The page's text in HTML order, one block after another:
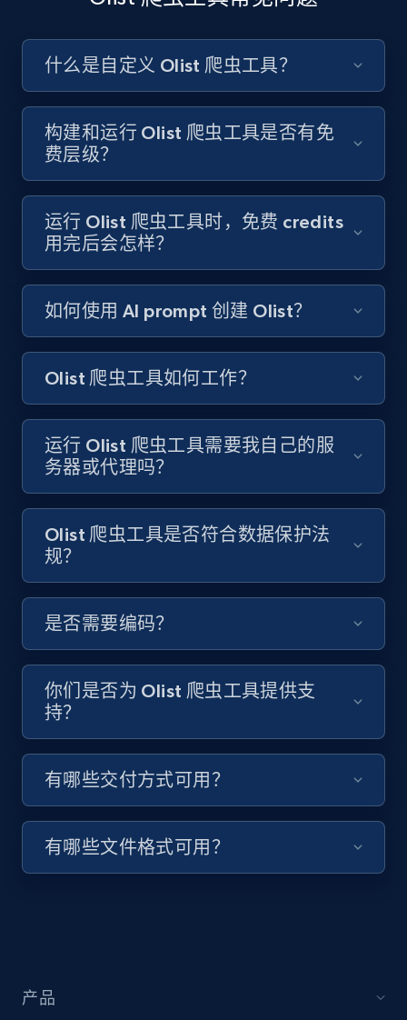
Like engagement rate, Bio link, Predicted lang,
URL, Title, Youtuber, Youtuber md5, Video url,
Video length, Likes, Views, and more.
8.1K+ 716+ 注册使用
Youtube - Videos posts - Search new
youtube videos by keyword
URL, Title, Youtuber, Youtuber md5, Video url,
8.1K+ 716+
Youtube - Videos posts - Discover videos by
channel URL
URL, Title, Youtuber, Youtuber md5, Video url,
Video length, Likes, Views, and more.
8.1K+ 716+ 注册使用
Youtube - Videos posts - Search videos by
filters
URL, Title, Youtuber, Youtuber md5, Video url,
Youtube - Videos posts - Collect YouTube
什么是自定义 Olist 爬虫工具？
构建和运行 Olist 爬虫工具是否有免
费层级？
运行 Olist 爬虫工具时，免费 credits
用完后会怎样？
如何使用 AI prompt 创建 Olist？
Olist 爬虫工具如何工作？
运行 Olist 爬虫工具需要我自己的服
务器或代理吗？
Olist 爬虫工具是否符合数据保护法
规？
是否需要编码？
你们是否为 Olist 爬虫工具提供支
持？
有哪些交付方式可用？
有哪些文件格式可用？
产品